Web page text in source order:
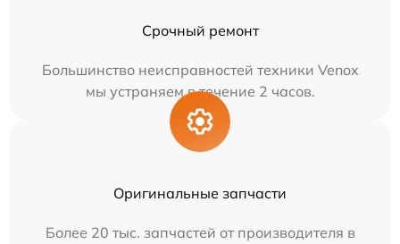
Срочный ремонт
Большинство неисправностей техники Venox
мы устраняем в течение 2 часов.
Оригинальные запчасти
Более 20 тыс. запчастей от производителя в